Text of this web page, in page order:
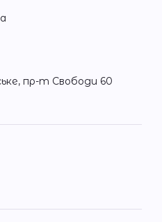
пр-т Свободи 60